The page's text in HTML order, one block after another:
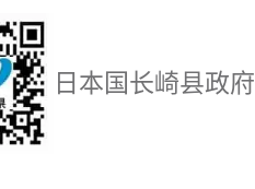
日本国长崎县政府